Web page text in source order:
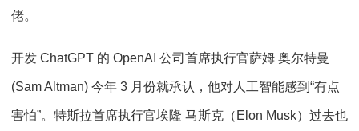
佬。
开发 ChatGPT 的 OpenAI 公司首席执行官萨姆 奥尔特曼
(Sam Altman) 今年 3 月份就承认，他对人工智能感到“有点
害怕”。特斯拉首席执行官埃隆 马斯克（Elon Musk）过去也